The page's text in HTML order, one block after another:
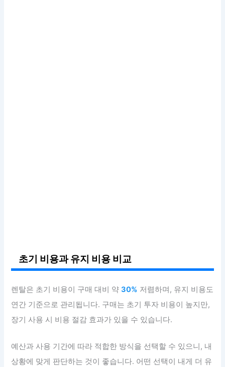
초기 비용과 유지 비용 비교
렌탈은 초기 비용이 구매 대비 약30% 저렴하며, 유지 비용도
연간 기준으로 관리됩니다. 구매는 초기 투자 비용이 높지만,
장기 사용 시 비용 절감 효과가 있을 수 있습니다.
예산과 사용 기간에 따라 적합한 방식을 선택할 수 있으니, 내
상황에 맞게 판단하는 것이 좋습니다. 어떤 선택이 내게 더 유